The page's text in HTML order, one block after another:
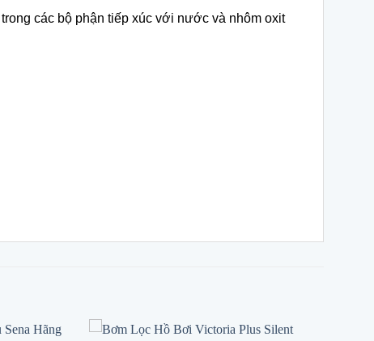
các bộ phận tiếp xúc với nước và nhôm oxit